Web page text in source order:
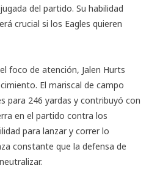
del partido. Su habilidad
crucial si los Eagles quieren
foco de atención, Jalen Hurts
El mariscal de campo
para 246 yardas y contribuyó con
en el partido contra los
para lanzar y correr lo
constante que la defensa de